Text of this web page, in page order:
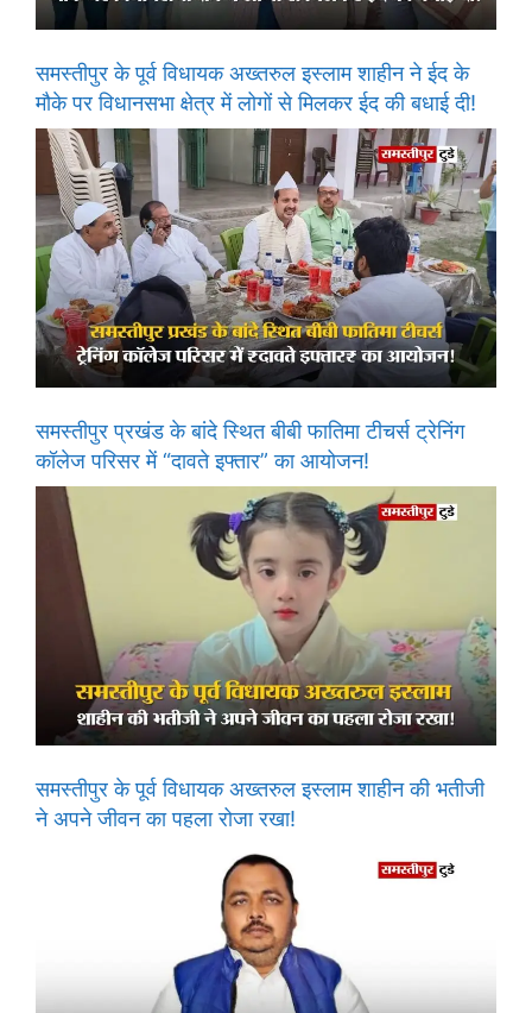
समस्तीपुर के पूर्व विधायक अख्तरुल इस्लाम शाहीन ने ईद के
मौके पर विधानसभा क्षेत्र में लोगों से मिलकर ईद की बधाई दी!
समस्तीपुर प्रखंड के बांदे स्थित बीबी फातिमा टीचर्स ट्रेनिंग
कॉलेज परिसर में “दावते इफ्तार” का आयोजन!
समस्तीपुर के पूर्व विधायक अख्तरुल इस्लाम शाहीन की भतीजी
ने अपने जीवन का पहला रोजा रखा!